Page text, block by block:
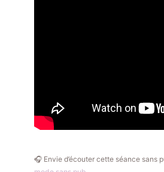
🎧 Envie d’écouter cette séance sans